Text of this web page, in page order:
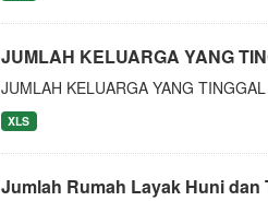
JUMLAH KELUARGA YANG
JUMLAH KELUARGA YANG
XLS
Jumlah Rumah Layak Huni dan